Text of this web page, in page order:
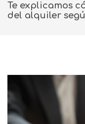
Te explicamos
del alquiler